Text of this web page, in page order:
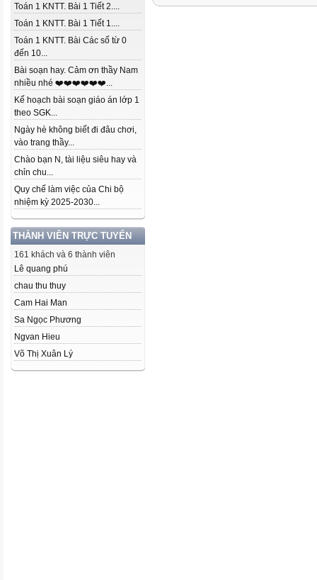
Toán 1 KNTT. Bài 1 Tiết 2....
Toán 1 KNTT. Bài 1 Tiết 1....
Toán 1 KNTT. Bài Các số từ 0
đến 10...
Bài soạn hay. Cảm ơn thầy Nam
nhiều nhé ❤️❤️❤️❤️❤️❤️...
Kế hoạch bài soạn giáo án lớp 1
theo SGK...
Ngày hè không biết đi đâu chơi,
vào trang thầy...
Chào bạn N, tài liệu siêu hay và
chỉn chu...
Quy chế làm việc của Chi bộ
nhiệm kỳ 2025-2030...
THÀNH VIÊN TRỰC TUYẾN
161 khách và 6 thành viên
Lê quang phú
chau thu thuy
Cam Hai Man
Sa Ngọc Phương
Ngvan Hieu
Võ Thị Xuân Lý